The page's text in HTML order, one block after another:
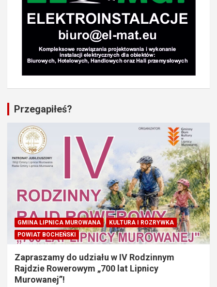
Przegapiłeś?
GMINA LIPNICA MUROWANA
KULTURA I ROZRYWKA
POWIAT BOCHEŃSKI
Zapraszamy do udziału w IV Rodzinnym
Rajdzie Rowerowym „700 lat Lipnicy
Murowanej”!